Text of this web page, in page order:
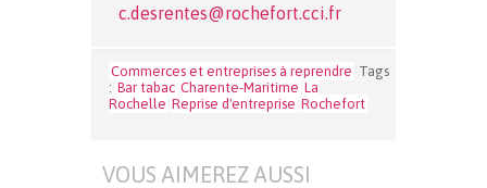
c.desrentes@rochefort.cci.fr
Commerces et entreprises à reprendre Tags
: Bar tabac Charente-Maritime La
Rochelle Reprise d'entreprise Rochefort
VOUS AIMEREZ AUSSI